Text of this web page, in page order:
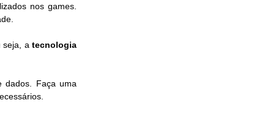
nos games.
seja, a tecnologia
Faça uma